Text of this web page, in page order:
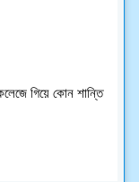
গিয়ে কোন শান্তি